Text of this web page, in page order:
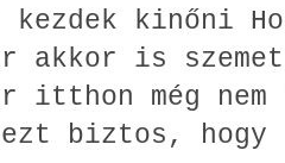
kezdek kinőni
akkor is
itthon még
ezt biztos,